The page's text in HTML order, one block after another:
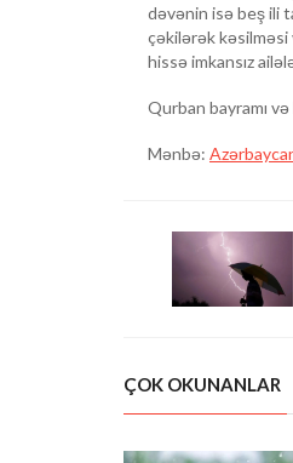
dəvənin isə beş ili
çəkilərək kəsilməsi
hissə imkansız
Qurban bayramı
Mənbə:
ÇOK OKUNANLAR